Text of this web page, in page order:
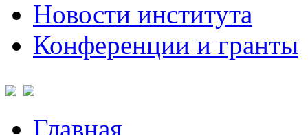
Новости института
Конференции и гранты
Главная